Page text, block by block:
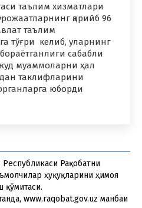
таълим хизматлари
қарийб 96
таълим
тўғри келиб, уларнинг
сабабли
муаммоларни ҳал
таклифларини
юборди
Рақобатни
ҳуқуқларини ҳимоя
қўмитаси.
www.raqobat.gov.uz манбаи